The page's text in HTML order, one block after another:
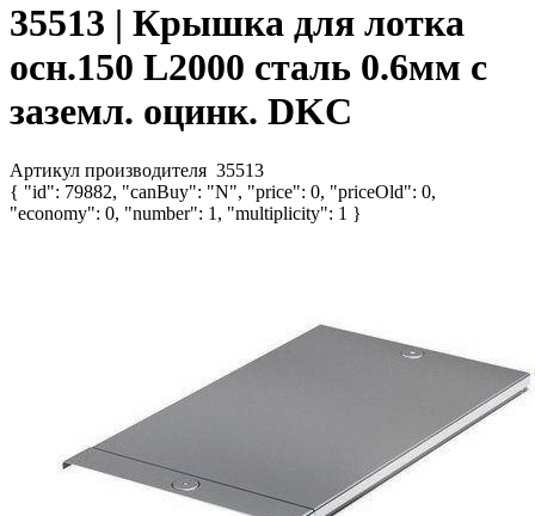
35513 | Крышка для лотка
осн.150 L2000 сталь 0.6мм с
заземл. оцинк. DKC
Артикул производителя 35513
{ "id": 79882, "canBuy": "N", "price": 0, "priceOld": 0,
"economy": 0, "number": 1, "multiplicity": 1 }